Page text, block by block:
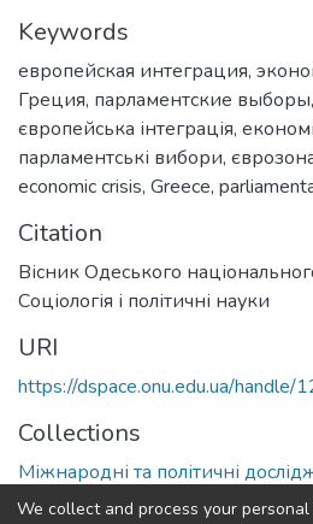
Keywords
европейская интеграция,
Греция, парламентские выборы,
європейська інтеграція,
парламентські вибори,
economic crisis, Greece,
Citation
Вісник Одеського
Соціологія і політичні науки
URI
https://dspace.onu.edu.ua/
Collections
Міжнародні та політичні
We collect and process your